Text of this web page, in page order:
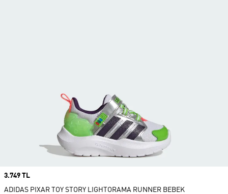
Price
3.749 TL
ADIDAS PIXAR TOY STORY LIGHTORAMA RUNNER BEBEK